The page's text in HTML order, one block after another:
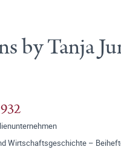
by Tanja
Wirtschaftsgeschichte –